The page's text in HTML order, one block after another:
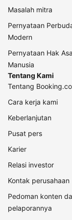
Masalah mitra
Pernyataan
Modern
Pernyataan Hak
Manusia
Tentang Kami
Tentang
Cara kerja kami
Keberlanjutan
Pusat pers
Karier
Relasi investor
Kontak perusahaan
Pedoman konten
pelaporannya